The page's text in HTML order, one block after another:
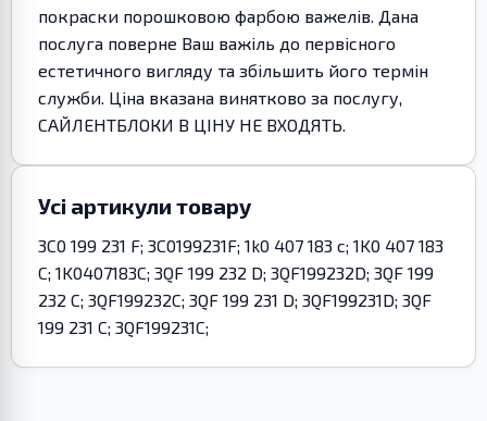
покраски порошковою фарбою важелів. Дана
послуга поверне Ваш важіль до первісного
естетичного вигляду та збільшить його термін
служби. Ціна вказана винятково за послугу,
САЙЛЕНТБЛОКИ В ЦІНУ НЕ ВХОДЯТЬ.
Усі артикули товару
3C0 199 231 F; 3C0199231F; 1k0 407 183 c; 1K0 407 183
C; 1K0407183C; 3QF 199 232 D; 3QF199232D; 3QF 199
232 C; 3QF199232C; 3QF 199 231 D; 3QF199231D; 3QF
199 231 C; 3QF199231C;